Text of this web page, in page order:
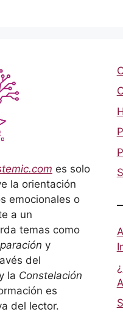
es solo
la orientación
emocionales o
a un
temas como
y
del
la Constelación
es
del lector.